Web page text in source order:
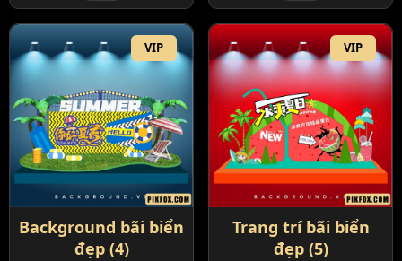
VIP
Background bãi biển
đẹp (4)
VIP
Trang trí bãi biển
đẹp (5)